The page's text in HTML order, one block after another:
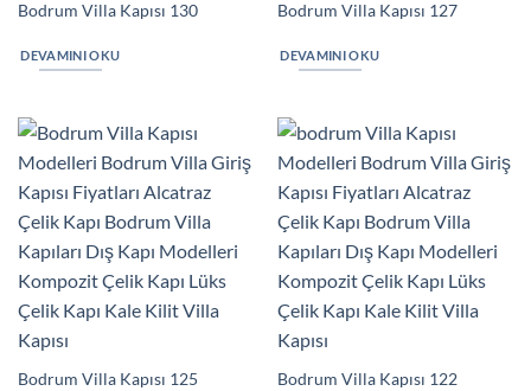
Bodrum Villa Kapısı 130
DEVAMINI OKU
Bodrum Villa Kapısı 127
DEVAMINI OKU
Bodrum Villa Kapısı 125 Bodrum Villa Kapısı 122